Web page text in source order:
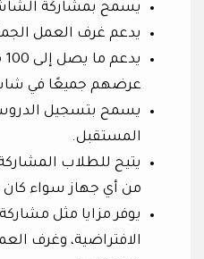
يسمح بمشاركة
يدعم غرف العمل
عرضهم جميعًا في
يسمح بتسجيل
المستقبل.
يتيح للطلاب
من أي جهاز سواء كان
يوفر مزايا مثل
الافتراضية، وغرف